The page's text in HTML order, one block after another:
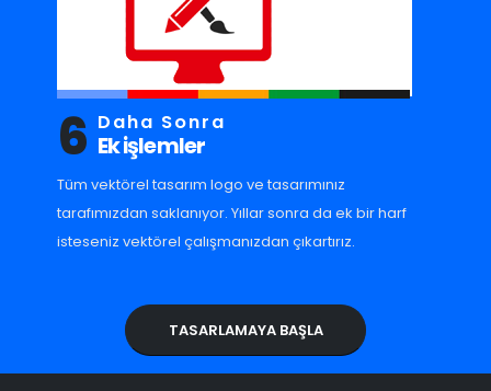
6 Daha Sonra
Ek işlemler
Tüm vektörel tasarım logo ve tasarımınız
tarafımızdan saklanıyor. Yıllar sonra da ek bir harf
isteseniz vektörel çalışmanızdan çıkartırız.
TASARLAMAYA BAŞLA